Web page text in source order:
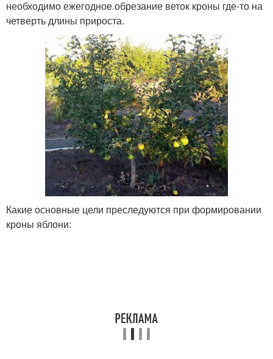
необходимо ежегодное обрезание веток кроны где-то на
четверть длины прироста.
Какие основные цели преследуются при формировании
кроны яблони: